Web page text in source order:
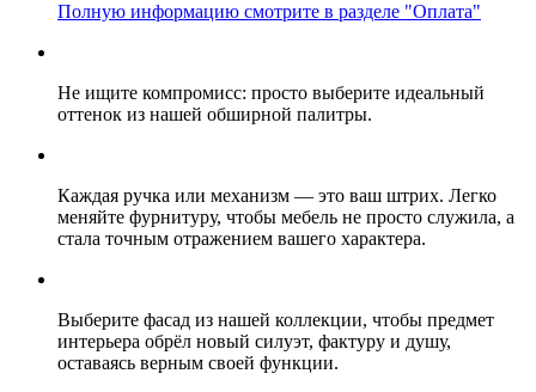
Полную информацию смотрите в разделе "Оплата"
Не ищите компромисс: просто выберите идеальный
оттенок из нашей обширной палитры.
Каждая ручка или механизм — это ваш штрих. Легко
меняйте фурнитуру, чтобы мебель не просто служила, а
стала точным отражением вашего характера.
Выберите фасад из нашей коллекции, чтобы предмет
интерьера обрёл новый силуэт, фактуру и душу,
оставаясь верным своей функции.